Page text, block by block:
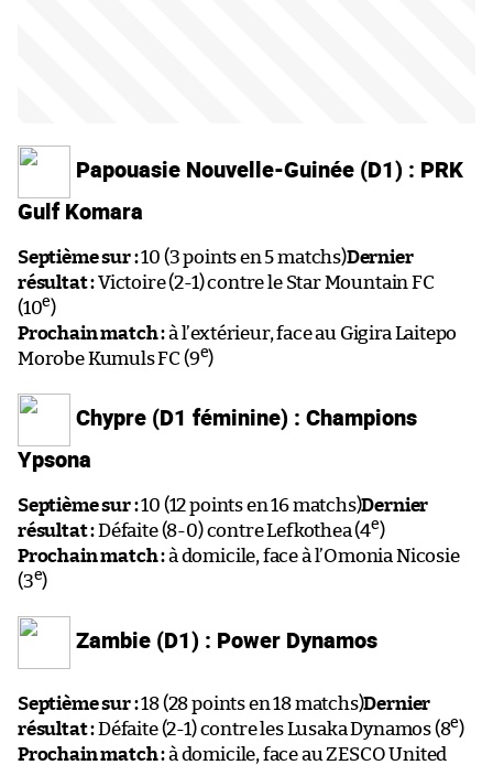
Papouasie Nouvelle-Guinée (D1) : PRK
Gulf Komara
Septième sur :10 (3 points en 5 matchs)Dernier
résultat :Victoire (2-1) contre le Star Mountain FC
(10e)
Prochain match :à l’extérieur, face au Gigira Laitepo
Morobe Kumuls FC (9e)
Chypre (D1 féminine) : Champions
Ypsona
Septième sur :10 (12 points en 16 matchs)Dernier
résultat :Défaite (8-0) contre Lefkothea (4e)
Prochain match :à domicile, face à l’Omonia Nicosie
(3e)
Zambie (D1) : Power Dynamos
Septième sur :18 (28 points en 18 matchs)Dernier
résultat :Défaite (2-1) contre les Lusaka Dynamos (8e)
Prochain match :à domicile, face au ZESCO United